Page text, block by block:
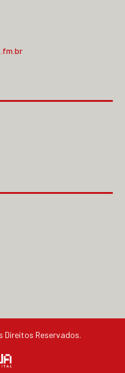
Direitos Reservados.